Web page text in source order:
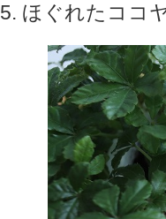
5. ほぐれたココ